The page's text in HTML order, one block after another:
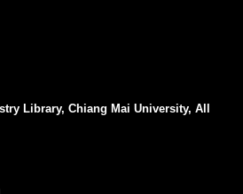
Library, Chiang Mai University, All